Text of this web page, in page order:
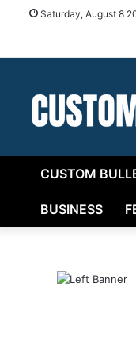
Saturday, August 8
CUSTOM
BUSINESS